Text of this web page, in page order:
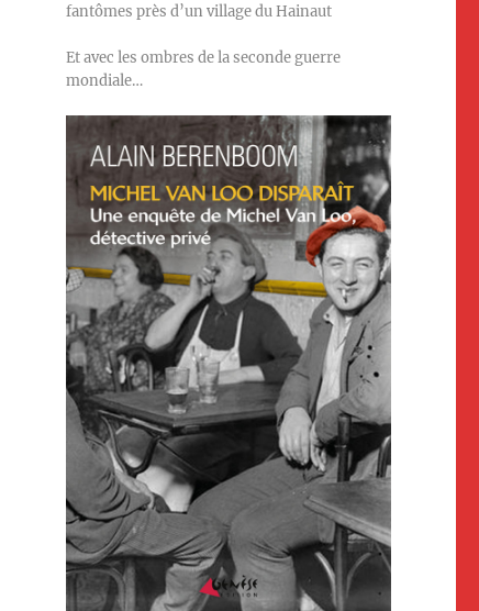
fantômes près d’un village du Hainaut
Et avec les ombres de la seconde guerre
mondiale…